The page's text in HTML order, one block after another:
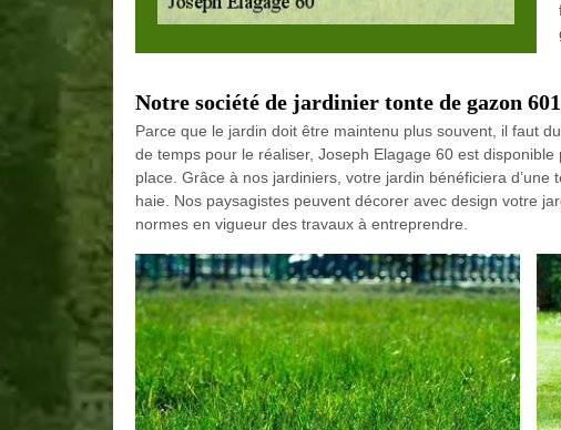
Notre société de jardinier tonte de gazon
Parce que le jardin doit être maintenu plus souvent, il faut
de temps pour le réaliser, Joseph Elagage 60 est
place. Grâce à nos jardiniers, votre jardin bénéficiera d’une
haie. Nos paysagistes peuvent décorer avec design votre
normes en vigueur des travaux à entreprendre.